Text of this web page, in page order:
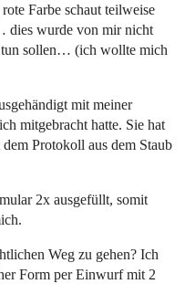
Farbe schaut teilweise
dies wurde von mir nicht
tun sollen… (ich wollte mich
mit meiner
mitgebracht hatte. Sie hat
Protokoll aus dem Staub
2x ausgefüllt, somit
Weg zu gehen? Ich
Form per Einwurf mit 2